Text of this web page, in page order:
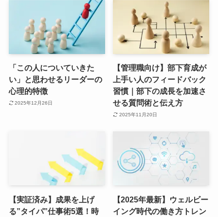
「この人についていきた
い」と思わせるリーダーの
心理的特徴
2025年12月26日
【管理職向け】部下育成が
上手い人のフィードバック
習慣｜部下の成長を加速さ
せる質問術と伝え方
2025年11月20日
【実証済み】成果を上げ
る”タイパ”仕事術5選！時
【2025年最新】ウェルビー
イング時代の働き方トレン